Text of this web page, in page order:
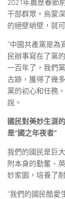
2021年農歷春節
干部群眾。烏蒙
的絕壁峭壁，就
“中國共產黨是為
民辦事寫在了黨
一百年了，我們
古跡，獲得了幾
黨的初心和任務
說。
國民對美妙生涯
是“國之年夜者”
我們的國民是巨
附本身的勤奮、
妙家園，培養了
“我們的國民酷愛